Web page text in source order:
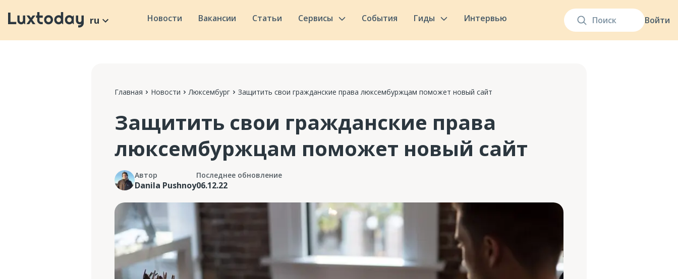
Войти
ru Новости Вакансии Статьи Сервисы События Гиды Интервью
Главная Новости Люксембург Защитить свои гражданские права люксембуржцам поможет новый сайт
Защитить свои гражданские права
люксембуржцам поможет новый сайт
Автор
Danila Pushnoy
Последнее обновление
06.12.22